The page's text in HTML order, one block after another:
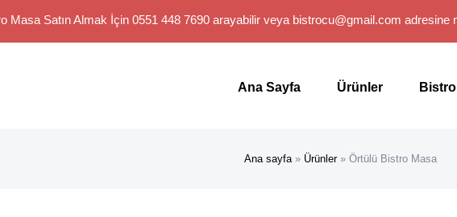
Search
Ana Sayfa Ürünler
Ana sayfa» Ürünler» Örtülü Bistro Masa
Masa Satın Almak İçin 0551 448 7690 arayabilir veya bistrocu@gmail.com adresine